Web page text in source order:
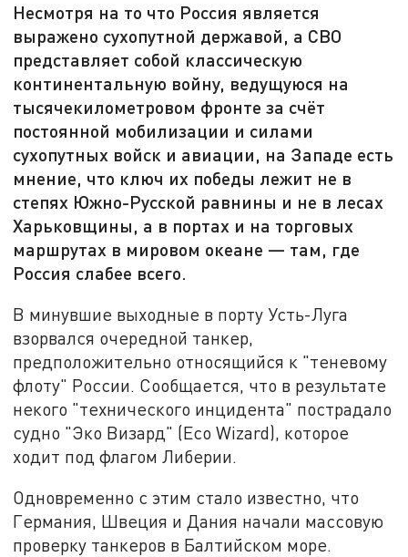
Несмотря на то что Россия является
выражено сухопутной державой, а СВО
представляет собой классическую
континентальную войну, ведущуюся на
тысячекилометровом фронте за счёт
постоянной мобилизации и силами
сухопутных войск и авиации, на Западе есть
мнение, что ключ их победы лежит не в
степях Южно-Русской равнины и не в лесах
Харьковщины, а в портах и на торговых
маршрутах в мировом океане — там, где
Россия слабее всего.
В минувшие выходные в порту Усть-Луга
взорвался очередной танкер,
предположительно относящийся к "теневому
флоту" России. Сообщается, что в результате
некого "технического инцидента" пострадало
судно "Эко Визард" (Eco Wizard), которое
ходит под флагом Либерии.
Одновременно с этим стало известно, что
Германия, Швеция и Дания начали массовую
проверку танкеров в Балтийском море.